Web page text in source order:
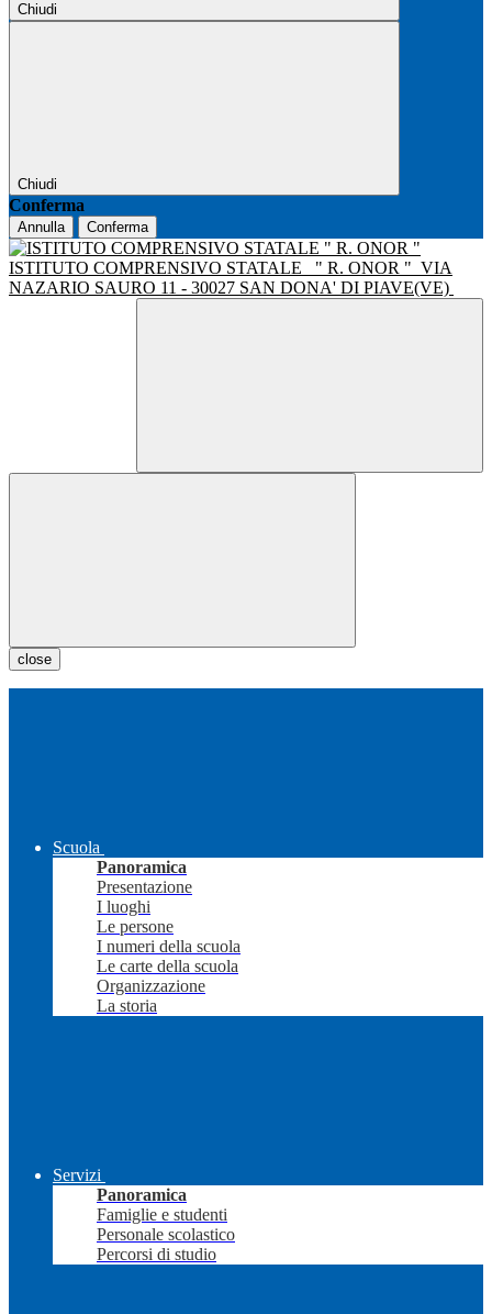
Chiudi
Chiudi
Conferma
Annulla Conferma
ISTITUTO COMPRENSIVO STATALE " R. ONOR " VIA
NAZARIO SAURO 11 - 30027 SAN DONA' DI PIAVE(VE)
close
Scuola
Panoramica
Presentazione
I luoghi
Le persone
I numeri della scuola
Le carte della scuola
Organizzazione
La storia
Servizi
Panoramica
Famiglie e studenti
Personale scolastico
Percorsi di studio